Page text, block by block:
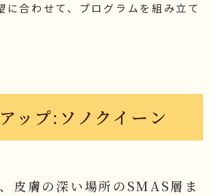
に合わせて、プログラムを組み立て
ップ:ソノクイーン
皮膚の深い場所のSMAS層ま